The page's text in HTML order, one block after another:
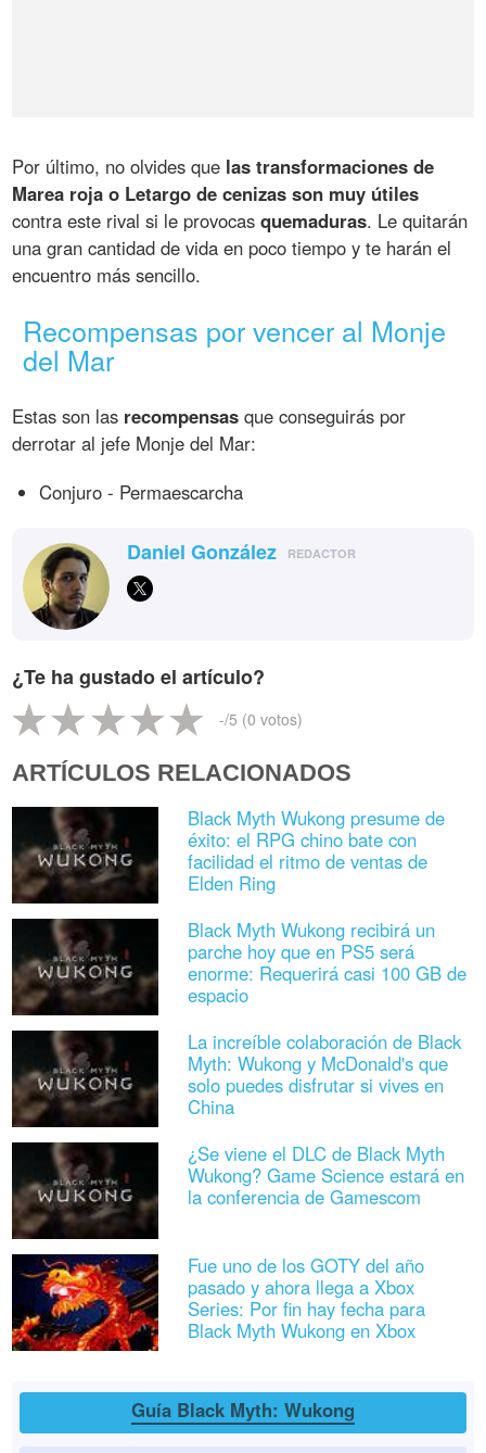
Por último, no olvides que las transformaciones de
Marea roja o Letargo de cenizas son muy útiles
contra este rival si le provocasquemaduras. Le quitarán
una gran cantidad de vida en poco tiempo y te harán el
encuentro más sencillo.
Recompensas por vencer al Monje
del Mar
Estas son las recompensas que conseguirás por
derrotar al jefe Monje del Mar:
Conjuro - Permaescarcha
Daniel González REDACTOR
¿Te ha gustado el artículo?
-/5 (0 votos)
ARTÍCULOS RELACIONADOS
Black Myth Wukong presume de
éxito: el RPG chino bate con
facilidad el ritmo de ventas de
Elden Ring
Black Myth Wukong recibirá un
parche hoy que en PS5 será
enorme: Requerirá casi 100 GB de
espacio
La increíble colaboración de Black
Myth: Wukong y McDonald's que
solo puedes disfrutar si vives en
China
¿Se viene el DLC de Black Myth
Wukong? Game Science estará en
la conferencia de Gamescom
Fue uno de los GOTY del año
pasado y ahora llega a Xbox
Series: Por fin hay fecha para
Black Myth Wukong en Xbox
Guía Black Myth: Wukong